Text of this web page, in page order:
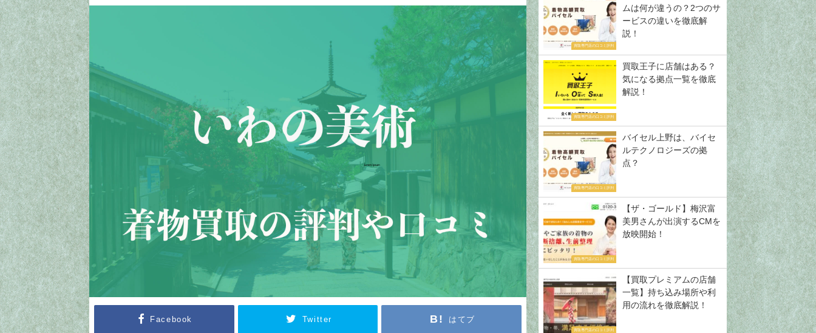
Facebook Twitter はてブ
買取専門店の口コミ評判
ムは何が違うの？2つのサ
ービスの違いを徹底解
説！
買取専門店の口コミ評判
買取王子に店舗はある？
気になる拠点一覧を徹底
解説！
買取専門店の口コミ評判
バイセル上野は、バイセ
ルテクノロジーズの拠
点？
買取専門店の口コミ評判
【ザ・ゴールド】梅沢富
美男さんが出演するCMを
放映開始！
買取専門店の口コミ評判
【買取プレミアムの店舗
一覧】持ち込み場所や利
用の流れを徹底解説！